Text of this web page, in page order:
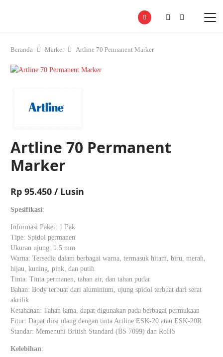
Beranda Marker Artline 70 Permanent Marker
Artline 70 Permanent
Marker
Rp 95.450 / Lusin
Spesifikasi:
Informasi Paket: 1 Pak
Tipe: Spidol permanen
Ukuran ujung: 1.5 mm
Warna: Tersedia dalam berbagai warna, termasuk hitam, biru, merah,
hijau, kuning, pink, dan putih
Tinta: Tinta permanen, tahan air, dan tahan pudar
Bahan: Body terbuat dari aluminium, ujung spidol terbuat dari serat
akrilik
Ketahanan: Tahan lama, dapat digunakan pada berbagai permukaan
Fitur: Dapat diisi ulang dengan tinta Artline ESK-20 atau ESK-20R
Standar: Memenuhi British Standard (BS 7099) dan RoHS
Kelebihan: